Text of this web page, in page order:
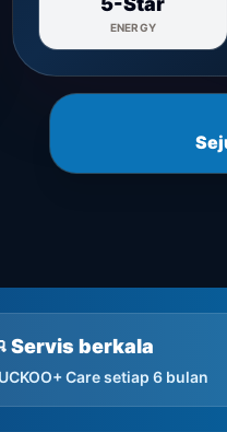
ENERGY
Servis berkala
Care setiap 6 bulan